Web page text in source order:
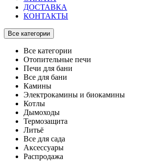
ДОСТАВКА
КОНТАКТЫ
Все категории
Все категории
Отопительные печи
Печи для бани
Все для бани
Камины
Электрокамины и биокамины
Котлы
Дымоходы
Термозащита
Литьё
Все для сада
Аксессуары
Распродажа